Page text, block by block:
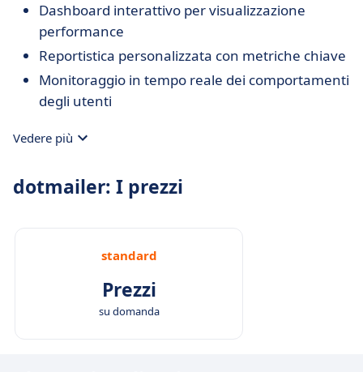
Dashboard interattivo per visualizzazione
performance
Reportistica personalizzata con metriche chiave
Monitoraggio in tempo reale dei comportamenti
degli utenti
Vedere più
dotmailer: I prezzi
standard
Prezzi
su domanda